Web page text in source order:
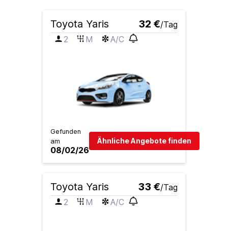
Toyota Yaris 32 €/Tag
2
M A/C
Gefunden
am
08/02/26
Ähnliche Angebote finden
Toyota Yaris 33 €/Tag
2
M A/C